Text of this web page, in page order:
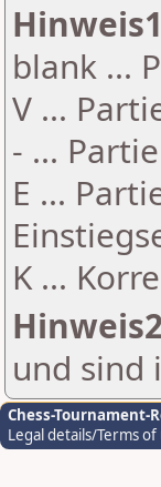
Hinweis1
blank ...
V ...
- ...
E ...
K ...
Hinweis2
und sind
Chess-Tournament-
Legal details/Terms of